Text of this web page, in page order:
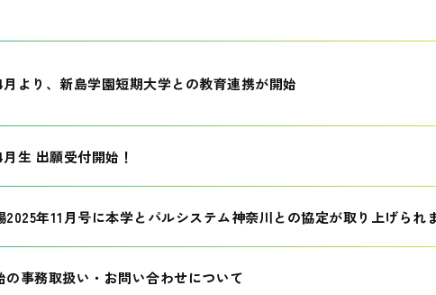
より、新島学園短期大学との教育連携が開始
生 出願受付開始！
2025年11月号に本学とパルシステム神奈川との協定が取り上げられ
の事務取扱い・お問い合わせについて